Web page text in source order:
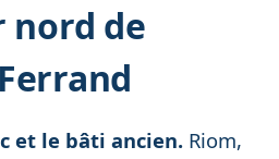
nord de
et le bâti ancien. Riom,